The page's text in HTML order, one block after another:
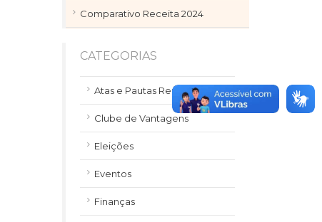
Comparativo Receita 2024
CATEGORIAS
Atas e Pautas Reuniões
Clube de Vantagens
Eleições
Eventos
Finanças